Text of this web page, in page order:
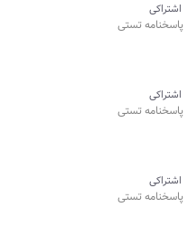
اشتراکی
پاسخنامه تستی
اشتراکی
پاسخنامه تستی
اشتراکی
پاسخنامه تستی